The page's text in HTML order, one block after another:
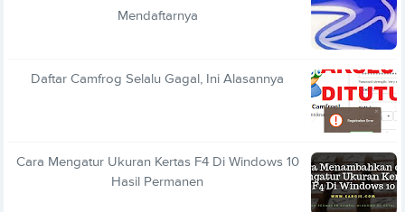
Mendaftarnya
Daftar Camfrog Selalu Gagal, Ini Alasannya
Cara Mengatur Ukuran Kertas F4 Di Windows 10
Hasil Permanen